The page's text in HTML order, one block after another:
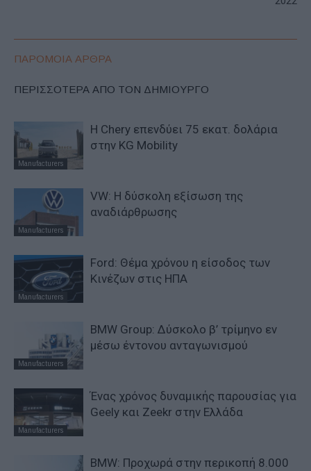
ΠΑΡΟΜΟΙΑ ΑΡΘΡΑ
ΠΕΡΙΣΣΟΤΕΡΑ ΑΠΟ ΤΟΝ ΔΗΜΙΟΥΡΓΟ
Manufacturers
Η Chery επενδύει 75 εκατ. δολάρια
στην KG Mobility
Manufacturers
VW: Η δύσκολη εξίσωση της
αναδιάρθρωσης
Manufacturers
Ford: Θέμα χρόνου η είσοδος των
Κινέζων στις ΗΠΑ
Manufacturers
BMW Group: Δύσκολο β’ τρίμηνο εν
μέσω έντονου ανταγωνισμού
Manufacturers
Ένας χρόνος δυναμικής παρουσίας για
Geely και Zeekr στην Ελλάδα
BMW: Προχωρά στην περικοπή 8.000